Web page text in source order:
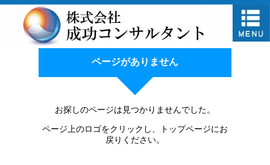
ページがありません
お探しのページは見つかりませんでした。
ページ上のロゴをクリックし、トップページにお
戻りください。